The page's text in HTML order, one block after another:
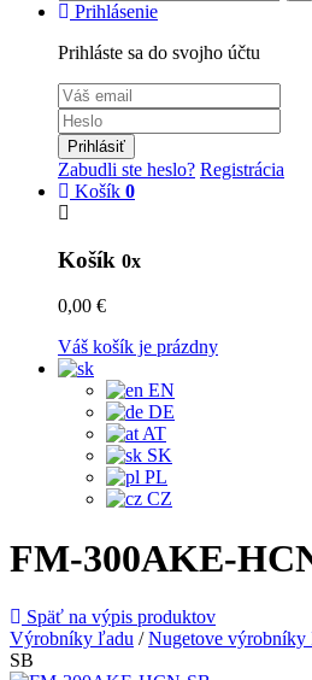
Prihlásenie
Prihláste sa do svojho účtu
Prihlásiť
Zabudli ste heslo? Registrácia
Košík 0
Košík 0x
0,00 €
Váš košík je prázdny
EN
DE
AT
SK
PL
CZ
FM-300AKE-
Späť na výpis produktov
Výrobníky ľadu /Nugetove výrobníky
SB